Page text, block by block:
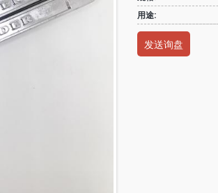
用途:
发送询盘